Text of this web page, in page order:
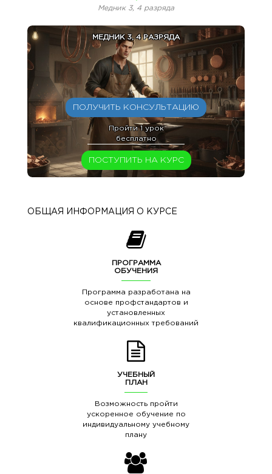
Медник 3, 4 разряда
МЕДНИК 3, 4 РАЗРЯДА
ПОЛУЧИТЬ КОНСУЛЬТАЦИЮ
Пройти 1 урок
бесплатно
ПОСТУПИТЬ НА КУРС
ОБЩАЯ ИНФОРМАЦИЯ О КУРСЕ
ПРОГРАММА
ОБУЧЕНИЯ
Программа разработана на
основе профстандартов и
установленных
квалификационных требований
УЧЕБНЫЙ
ПЛАН
Возможность пройти
ускоренное обучение по
индивидуальному учебному
плану